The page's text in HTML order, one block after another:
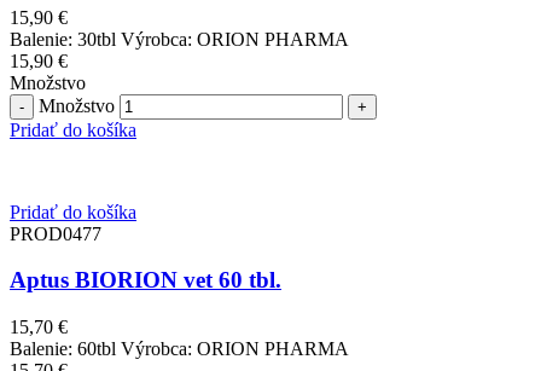
15,90 €
Balenie: 30tbl Výrobca: ORION PHARMA
15,90 €
Množstvo
Množstvo
Pridať do košíka
Pridať do košíka
PROD0477
Aptus BIORION vet 60 tbl.
15,70 €
Balenie: 60tbl Výrobca: ORION PHARMA